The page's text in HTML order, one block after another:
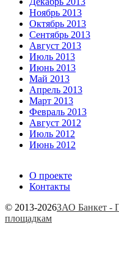
Ноябрь 2013
Октябрь 2013
Сентябрь 2013
Август 2013
Июль 2013
Июнь 2013
Май 2013
Апрель 2013
Март 2013
Февраль 2013
Август 2012
Июль 2012
Июнь 2012
О проекте
Контакты
© 2013-2026ЗАО Банкет -
площадкам